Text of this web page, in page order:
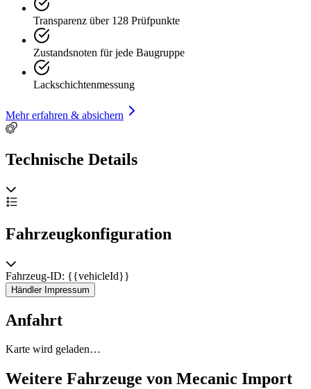
Transparenz über 128 Prüfpunkte
Zustandsnoten für jede Baugruppe
Lackschichtenmessung
Mehr erfahren & absichern
Technische Details
Fahrzeugkonfiguration
Fahrzeug-ID: {{vehicleId}}
Händler Impressum
Anfahrt
Karte wird geladen…
Weitere Fahrzeuge von Mecanic Import